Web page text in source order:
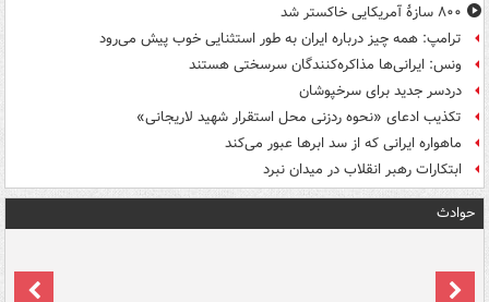
۸۰۰ سازۀ آمریکایی خاکستر شد
ترامپ: همه چیز درباره ایران به طور استثنایی خوب پیش می‌رود
ونس: ایرانی‌ها مذاکره‌کنندگان سرسختی هستند
دردسر جدید برای سرخپوشان
تکذیب ادعای «نحوه ردزنی محل استقرار شهید لاریجانی»
ماهواره ایرانی که از سد ابرها عبور می‌کند
ابتکارات رهبر انقلاب در میدان نبرد
حوادث